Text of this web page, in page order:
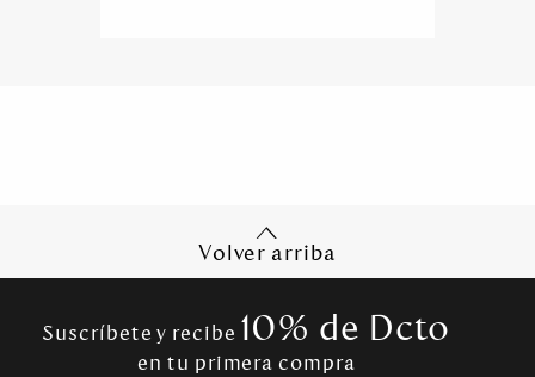
Volver arriba
Suscríbete y recibe 10% de Dcto
en tu primera compra